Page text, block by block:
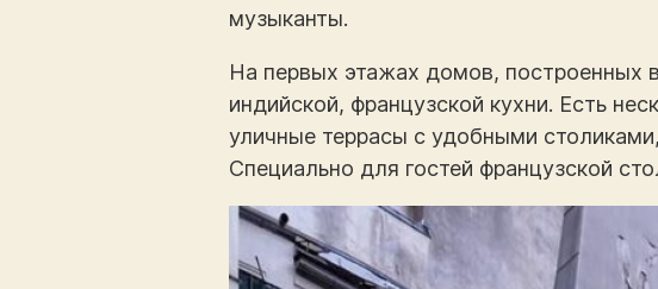
музыканты.
На первых этажах домов, построенных
индийской, французской кухни. Есть
уличные террасы с удобными
Специально для гостей французской